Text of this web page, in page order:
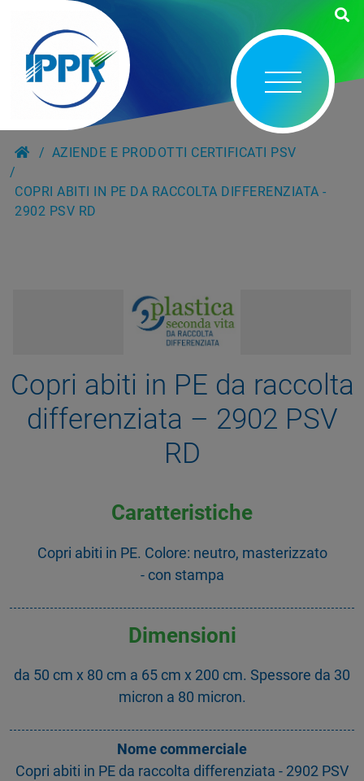
AZIENDE E PRODOTTI CERTIFICATI PSV
COPRI ABITI IN PE DA RACCOLTA DIFFERENZIATA -
2902 PSV RD
Copri abiti in PE da raccolta
differenziata – 2902 PSV
RD
Caratteristiche
Copri abiti in PE. Colore: neutro, masterizzato
- con stampa
Dimensioni
da 50 cm x 80 cm a 65 cm x 200 cm. Spessore da 30
micron a 80 micron.
Nome commerciale
Copri abiti in PE da raccolta differenziata - 2902 PSV